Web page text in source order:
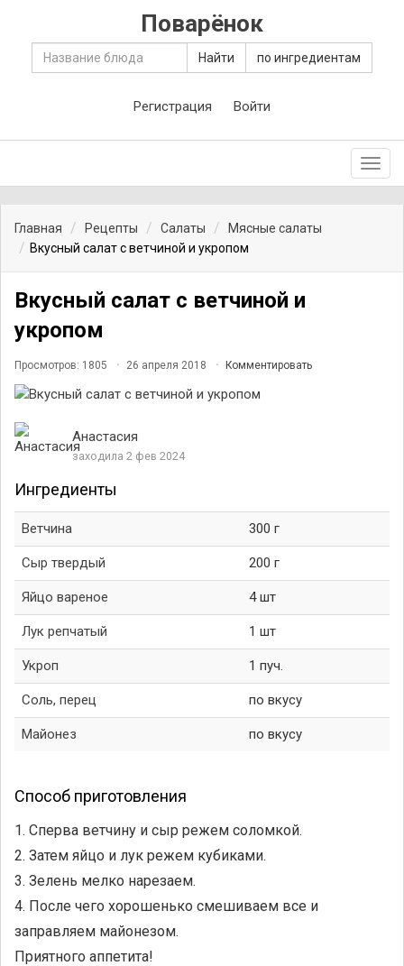
Поварёнок
Найти по ингредиентам
Регистрация Войти
Главная Рецепты Салаты
Мясные салаты
Вкусный салат с ветчиной и укропом
Вкусный салат с ветчиной и
укропом
Просмотров: 1805 26 апреля 2018 Комментировать
Анастасия
заходила 2 фев 2024
Ингредиенты
Ветчина 300 г
Сыр твердый 200 г
Яйцо вареное 4 шт
Лук репчатый 1 шт
Укроп 1 пуч.
Соль, перец по вкусу
Майонез по вкусу
Способ приготовления
1. Сперва ветчину и сыр режем соломкой.
2. Затем яйцо и лук режем кубиками.
3. Зелень мелко нарезаем.
4. После чего хорошенько смешиваем все и
заправляем майонезом.
Приятного аппетита!